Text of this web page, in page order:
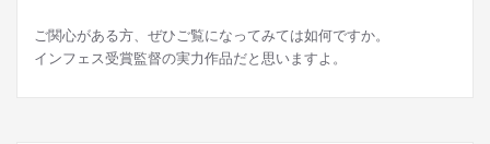
ご関心がある方、ぜひご覧になってみては如何ですか。
インフェス受賞監督の実力作品だと思いますよ。